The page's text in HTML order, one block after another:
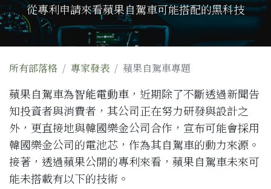
從專利申請來看蘋果自駕車可能搭配的黑科技
所有部落格 專家發表 蘋果自駕車專題
蘋果自駕車為智能電動車 ，近期除了不斷透過新聞告
知投資者與消費者，其公司正在努力研發與設計之
外，更直接地與韓國樂金公司合作，宣布可能會採用
韓國樂金公司的電池芯，作為其自駕車的動力來源。
接著，透過蘋果公開的專利來看，蘋果自駕車未來可
能未搭載有以下的技術。